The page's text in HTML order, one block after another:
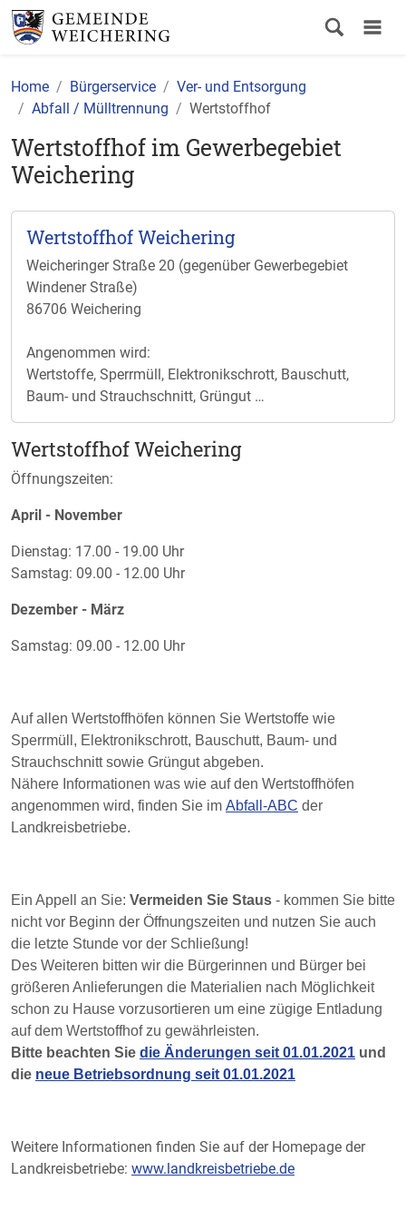
Home Bürgerservice
Ver- und Entsorgung
Abfall / Mülltrennung
Wertstoffhof
Wertstoffhof im Gewerbegebiet
Weichering
Wertstoffhof Weichering
Weicheringer Straße 20 (gegenüber Gewerbegebiet
Windener Straße)
86706 Weichering
Angenommen wird:
Wertstoffe, Sperrmüll, Elektronikschrott, Bauschutt,
Baum- und Strauchschnitt, Grüngut
Bemerkung:
An gesetzlichen Feiertagen, am Faschingsdienstag, am
24.12. und 31.12. sind alle Wertstoffhöfe geschlossen.
Wertstoffhof Weichering
Öffnungszeiten:
April - November
Dienstag: 17.00 - 19.00 Uhr
Samstag: 09.00 - 12.00 Uhr
Dezember - März
Samstag: 09.00 - 12.00 Uhr
Auf allen Wertstoffhöfen können Sie Wertstoffe wie
Sperrmüll, Elektronikschrott, Bauschutt, Baum- und
Strauchschnitt sowie Grüngut abgeben.
Nähere Informationen was wie auf den Wertstoffhöfen
angenommen wird, finden Sie im Abfall-ABC der
Landkreisbetriebe.
Ein Appell an Sie: Vermeiden Sie Staus - kommen Sie bitte
nicht vor Beginn der Öffnungszeiten und nutzen Sie auch
die letzte Stunde vor der Schließung!
Des Weiteren bitten wir die Bürgerinnen und Bürger bei
größeren Anlieferungen die Materialien nach Möglichkeit
schon zu Hause vorzusortieren um eine zügige Entladung
auf dem Wertstoffhof zu gewährleisten.
Bitte beachten Sie die Änderungen seit 01.01.2021 und
die neue Betriebsordnung seit 01.01.2021
Weitere Informationen finden Sie auf der Homepage der
Landkreisbetriebe: www.landkreisbetriebe.de